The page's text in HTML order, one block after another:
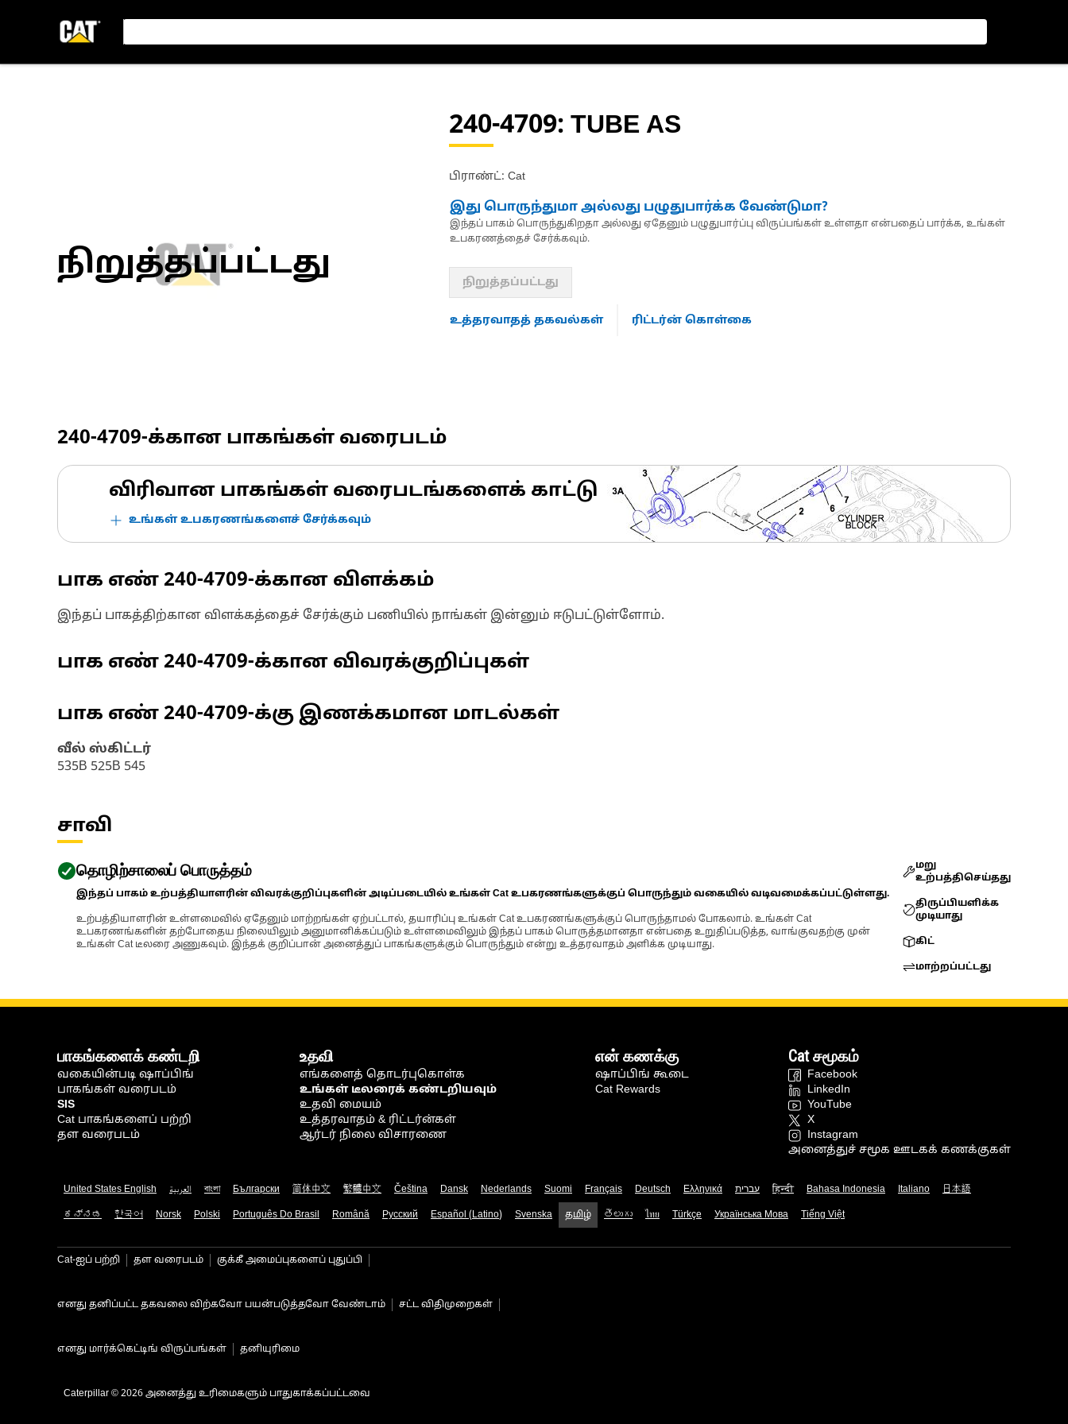
நிறுத்தப்பட்டது
240-4709: TUBE AS
பிராண்ட்: Cat
இது பொருந்துமா அல்லது பழுதுபார்க்க வேண்டுமா?
இந்தப் பாகம் பொருந்துகிறதா அல்லது ஏதேனும் பழுதுபார்ப்பு விருப்பங்கள் உள்ளதா என்பதைப் பார்க்க, உங்கள்
உபகரணத்தைச் சேர்க்கவும்.
நிறுத்தப்பட்டது
உத்தரவாதத் தகவல்கள் ரிட்டர்ன் கொள்கை
240-4709-க்கான பாகங்கள் வரைபடம்
விரிவான பாகங்கள் வரைபடங்களைக் காட்டு
உங்கள் உபகரணங்களைச் சேர்க்கவும்
பாக எண் 240-4709-க்கான விளக்கம்
இந்தப் பாகத்திற்கான விளக்கத்தைச் சேர்க்கும் பணியில் நாங்கள் இன்னும் ஈடுபட்டுள்ளோம்.
பாக எண் 240-4709-க்கான விவரக்குறிப்புகள்
பாக எண் 240-4709-க்கு இணக்கமான மாடல்கள்
வீல் ஸ்கிட்டர்
535B 525B 545
சாவி
தொழிற்சாலைப் பொருத்தம்
இந்தப் பாகம் உற்பத்தியாளரின் விவரக்குறிப்புகளின் அடிப்படையில் உங்கள் Cat உபகரணங்களுக்குப் பொருந்தும் வகையில் வடிவமைக்கப்பட்டுள்ளது.
உற்பத்தியாளரின் உள்ளமைவில் ஏதேனும் மாற்றங்கள் ஏற்பட்டால், தயாரிப்பு உங்கள் Cat உபகரணங்களுக்குப் பொருந்தாமல் போகலாம். உங்கள் Cat
உபகரணங்களின் தற்போதைய நிலையிலும் அனுமானிக்கப்படும் உள்ளமைவிலும் இந்தப் பாகம் பொருத்தமானதா என்பதை உறுதிப்படுத்த, வாங்குவதற்கு முன்
உங்கள் Cat டீலரை அணுகவும். இந்தக் குறிப்பான் அனைத்துப் பாகங்களுக்கும் பொருந்தும் என்று உத்தரவாதம் அளிக்க முடியாது.
மறு
உற்பத்திசெய்தது
திருப்பியளிக்க
முடியாது
கிட்
மாற்றப்பட்டது
பாகங்களைக் கண்டறி
வகையின்படி ஷாப்பிங்
பாகங்கள் வரைபடம்
SIS
Cat பாகங்களைப் பற்றி
தள வரைபடம்
உதவி
எங்களைத் தொடர்புகொள்க
உங்கள் டீலரைக் கண்டறியவும்
உதவி மையம்
உத்தரவாதம் & ரிட்டர்ன்கள்
ஆர்டர் நிலை விசாரணை
என் கணக்கு
ஷாப்பிங் கூடை
Cat Rewards
Cat சமூகம்
Facebook
LinkedIn
YouTube
X
Instagram
அனைத்துச் சமூக ஊடகக் கணக்குகள்
United States English العربية বাংলা Български 简体中文 繁體中文 Čeština Dansk Nederlands Suomi Français Deutsch Ελληνικά עברית हिन्दी Bahasa Indonesia Italiano 日本語
ಕನ್ನಡ 한국어 Norsk Polski Português Do Brasil Română Русский Español (Latino) Svenska தமிழ் తెలుగు ไทย Türkçe Українська Мова Tiếng Việt
Cat-ஐப் பற்றி தள வரைபடம் குக்கீ அமைப்புகளைப் புதுப்பி
எனது தனிப்பட்ட தகவலை விற்கவோ பயன்படுத்தவோ வேண்டாம் சட்ட விதிமுறைகள்
எனது மார்க்கெட்டிங் விருப்பங்கள் தனியுரிமை
Caterpillar © 2026 அனைத்து உரிமைகளும் பாதுகாக்கப்பட்டவை